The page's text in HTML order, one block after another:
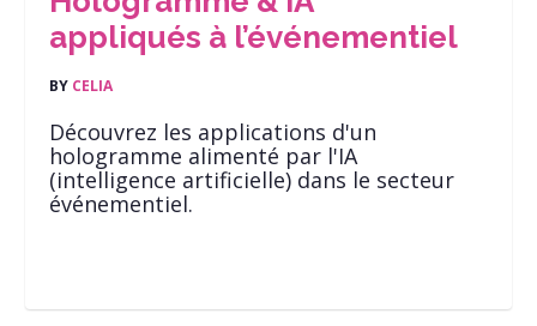
appliqués à l’événementiel
BY CELIA
Découvrez les applications d'un
hologramme alimenté par l'IA
(intelligence artificielle) dans le secteur
événementiel.